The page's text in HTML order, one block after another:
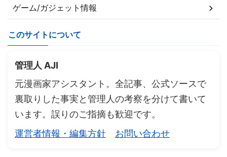
ゲーム/ガジェット情報
このサイトについて
管理人 AJI
元漫画家アシスタント。全記事、公式ソースで
裏取りした事実と管理人の考察を分けて書いて
います。誤りのご指摘も歓迎です。
運営者情報・編集方針
お問い合わせ